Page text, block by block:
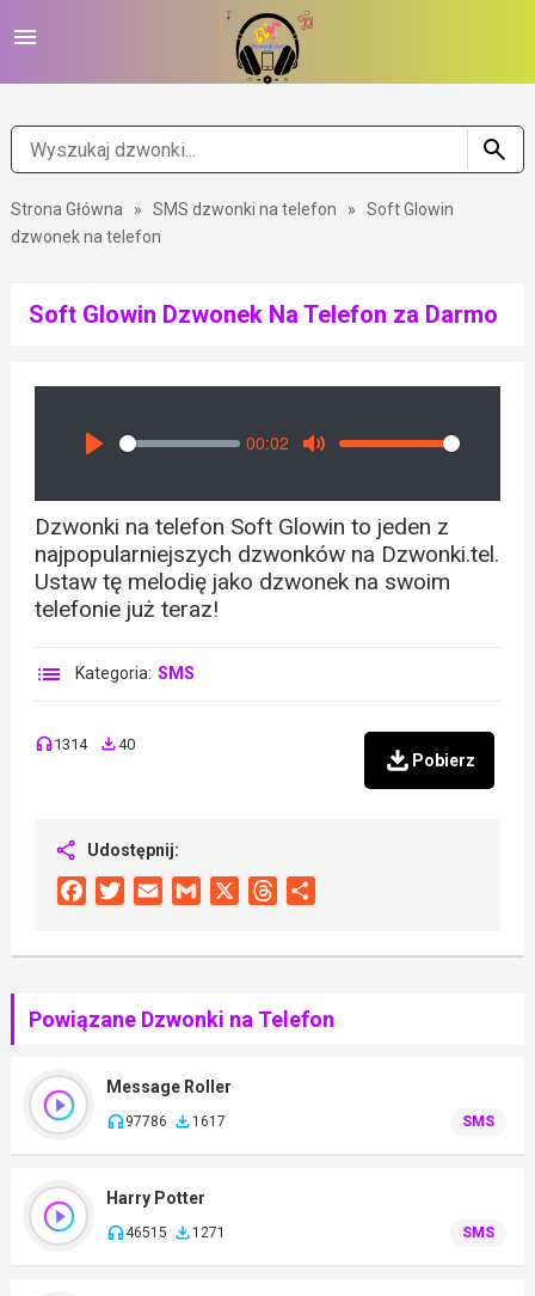
Strona Główna » SMS dzwonki na telefon »
Soft Glowin
dzwonek na telefon
Soft Glowin Dzwonek Na Telefon za Darmo
Seek
00:02
Volume
Dzwonki na telefon Soft Glowin to jeden z
najpopularniejszych dzwonków na Dzwonki.tel.
Ustaw tę melodię jako dzwonek na swoim
telefonie już teraz!
Kategoria: SMS
1314 40
Pobierz
Udostępnij:
FacebookTwitterEmail Gmail Threads
Powiązane Dzwonki na Telefon
Message Roller
97786 1617 SMS
Harry Potter
46515 1271 SMS